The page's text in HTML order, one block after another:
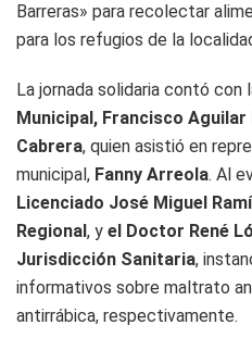
Barreras» para recolectar
para los refugios de la
La jornada solidaria contó con
Municipal, Francisco Aguilar
Cabrera, quien asistió en
municipal, Fanny Arreola. Al
Licenciado José Miguel
Regional , y el Doctor René
Jurisdicción Sanitaria,
informativos sobre maltrato
antirrábica, respectivamente.